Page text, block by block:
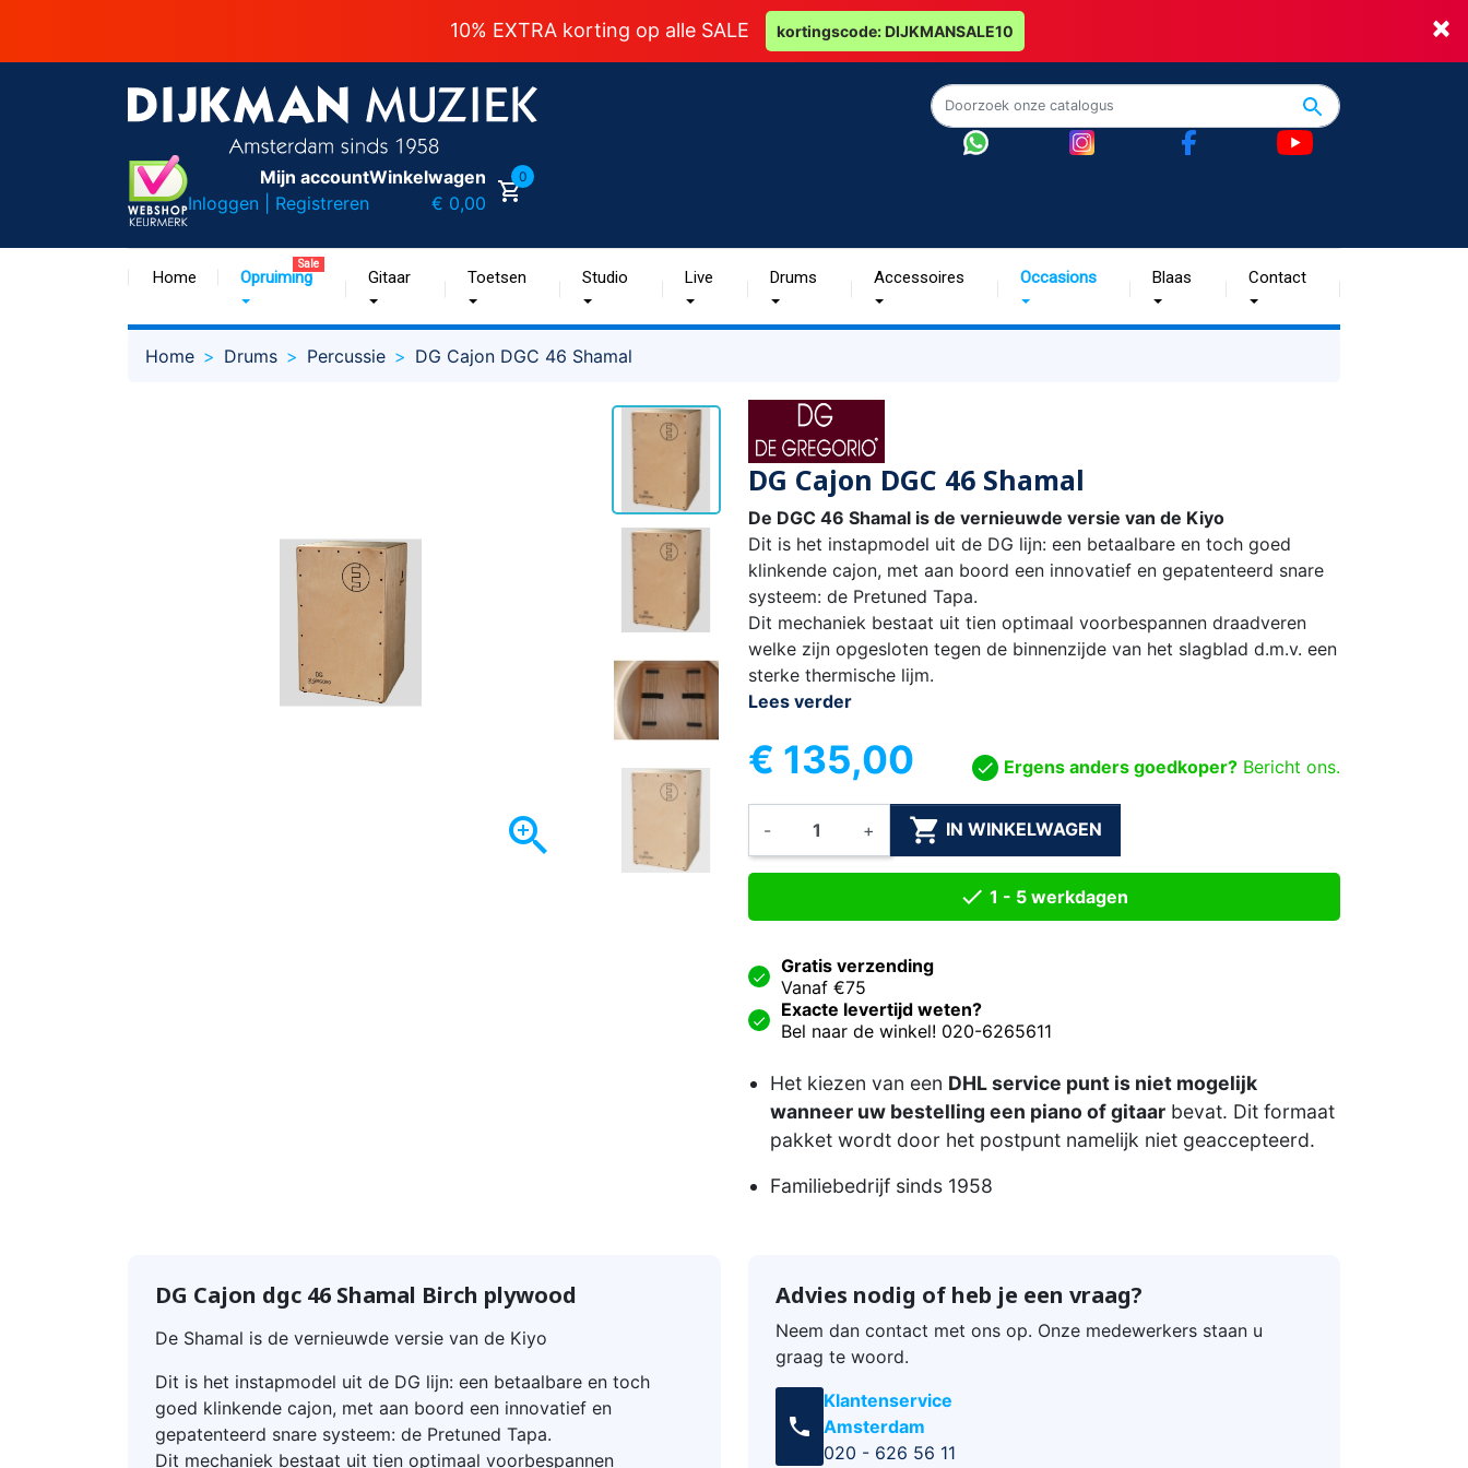
×
10% EXTRA korting op alle SALE kortingscode: DIJKMANSALE10
Mijn account
Inloggen | Registreren
Winkelwagen
€ 0,00
0
Home Opruiming
Sale
Gitaar Toetsen Studio Live Drums Accessoires Occasions Blaas Contact
Home Drums Percussie DG Cajon DGC 46 Shamal

DG Cajon DGC 46 Shamal
De DGC 46 Shamal is de vernieuwde versie van de Kiyo
Dit is het instapmodel uit de DG lijn: een betaalbare en toch goed
klinkende cajon, met aan boord een innovatief en gepatenteerd snare
systeem: de Pretuned Tapa.
Dit mechaniek bestaat uit tien optimaal voorbespannen draadveren
welke zijn opgesloten tegen de binnenzijde van het slagblad d.m.v. een
sterke thermische lijm.
Lees verder
€ 135,00 Ergens anders goedkoper? Bericht ons.
- +  IN WINKELWAGEN
 1 - 5 werkdagen
Gratis verzending
Vanaf €75
Exacte levertijd weten?
Bel naar de winkel! 020-6265611
Het kiezen van een DHL service punt is niet mogelijk
wanneer uw bestelling een piano of gitaarbevat. Dit formaat
pakket wordt door het postpunt namelijk niet geaccepteerd.
Familiebedrijf sinds 1958
DG Cajon dgc 46 Shamal Birch plywood
De Shamal is de vernieuwde versie van de Kiyo
Dit is het instapmodel uit de DG lijn: een betaalbare en toch
goed klinkende cajon, met aan boord een innovatief en
gepatenteerd snare systeem: de Pretuned Tapa.
Dit mechaniek bestaat uit tien optimaal voorbespannen
Advies nodig of heb je een vraag?
Neem dan contact met ons op. Onze medewerkers staan u
graag te woord.
call
Klantenservice
Amsterdam
020 - 626 56 11